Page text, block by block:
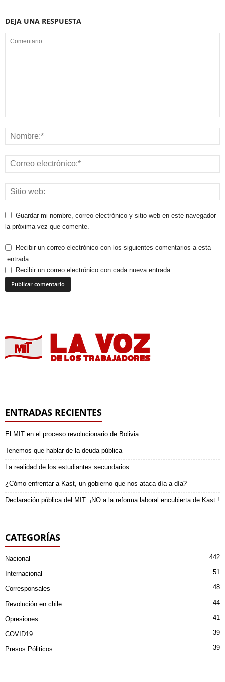
DEJA UNA RESPUESTA
Guardar mi nombre, correo electrónico y sitio web en este navegador
la próxima vez que comente.
Recibir un correo electrónico con los siguientes comentarios a esta
entrada.
Recibir un correo electrónico con cada nueva entrada.
ENTRADAS RECIENTES
El MIT en el proceso revolucionario de Bolivia
Tenemos que hablar de la deuda pública
La realidad de los estudiantes secundarios
¿Cómo enfrentar a Kast, un gobierno que nos ataca día a día?
Declaración pública del MIT. ¡NO a la reforma laboral encubierta de Kast !
CATEGORÍAS
Nacional 442
Internacional 51
Corresponsales 48
Revolución en chile 44
Opresiones 41
COVID19 39
Presos Póliticos 39